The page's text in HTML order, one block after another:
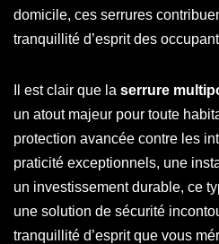
domicile, ces serrures
tranquillité d’esprit des
Il est clair que la serrure
un atout majeur pour toute
protection avancée contre les
praticité exceptionnels, une
un investissement durable, ce
une solution de sécurité
tranquillité d’esprit que vous